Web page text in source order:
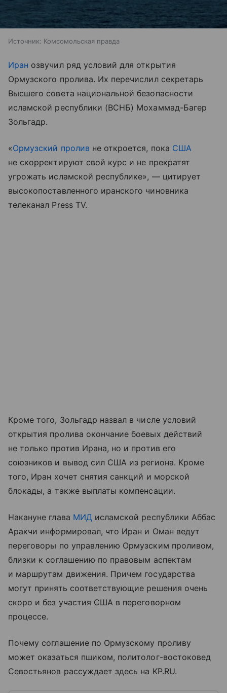
Источник: Комсомольская правда
Иран озвучил ряд условий для открытия
Ормузского пролива. Их перечислил секретарь
Высшего совета национальной безопасности
исламской республики (ВСНБ) Мохаммад-Багер
Зольгадр.
«Ормузский пролив не откроется, пока США
не скорректируют свой курс и не прекратят
угрожать исламской республике», — цитирует
высокопоставленного иранского чиновника
телеканал Press TV.
Кроме того, Зольгадр назвал в числе условий
открытия пролива окончание боевых действий
не только против Ирана, но и против его
союзников и вывод сил США из региона. Кроме
того, Иран хочет снятия санкций и морской
блокады, а также выплаты компенсации.
Накануне глава МИДисламской республики Аббас
Аракчи информировал, что Иран и Оман ведут
переговоры по управлению Ормузским проливом,
близки к соглашению по правовым аспектам
и маршрутам движения. Причем государства
могут принять соответствующие решения очень
скоро и без участия США в переговорном
процессе.
Почему соглашение по Ормузскому проливу
может оказаться пшиком, политолог-востоковед
Севостьянов рассуждает здесь на KP.RU.